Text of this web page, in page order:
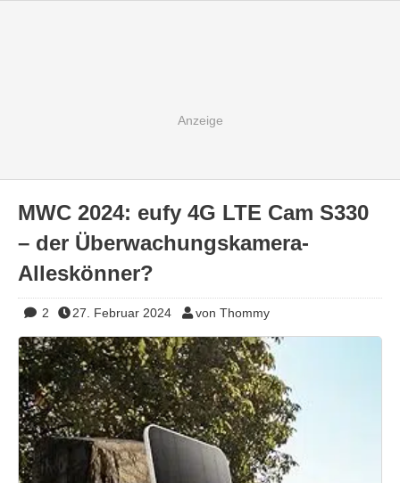
MWC 2024: eufy 4G LTE Cam S330
– der Überwachungskamera-
Alleskönner?
2 27. Februar 2024 von Thommy